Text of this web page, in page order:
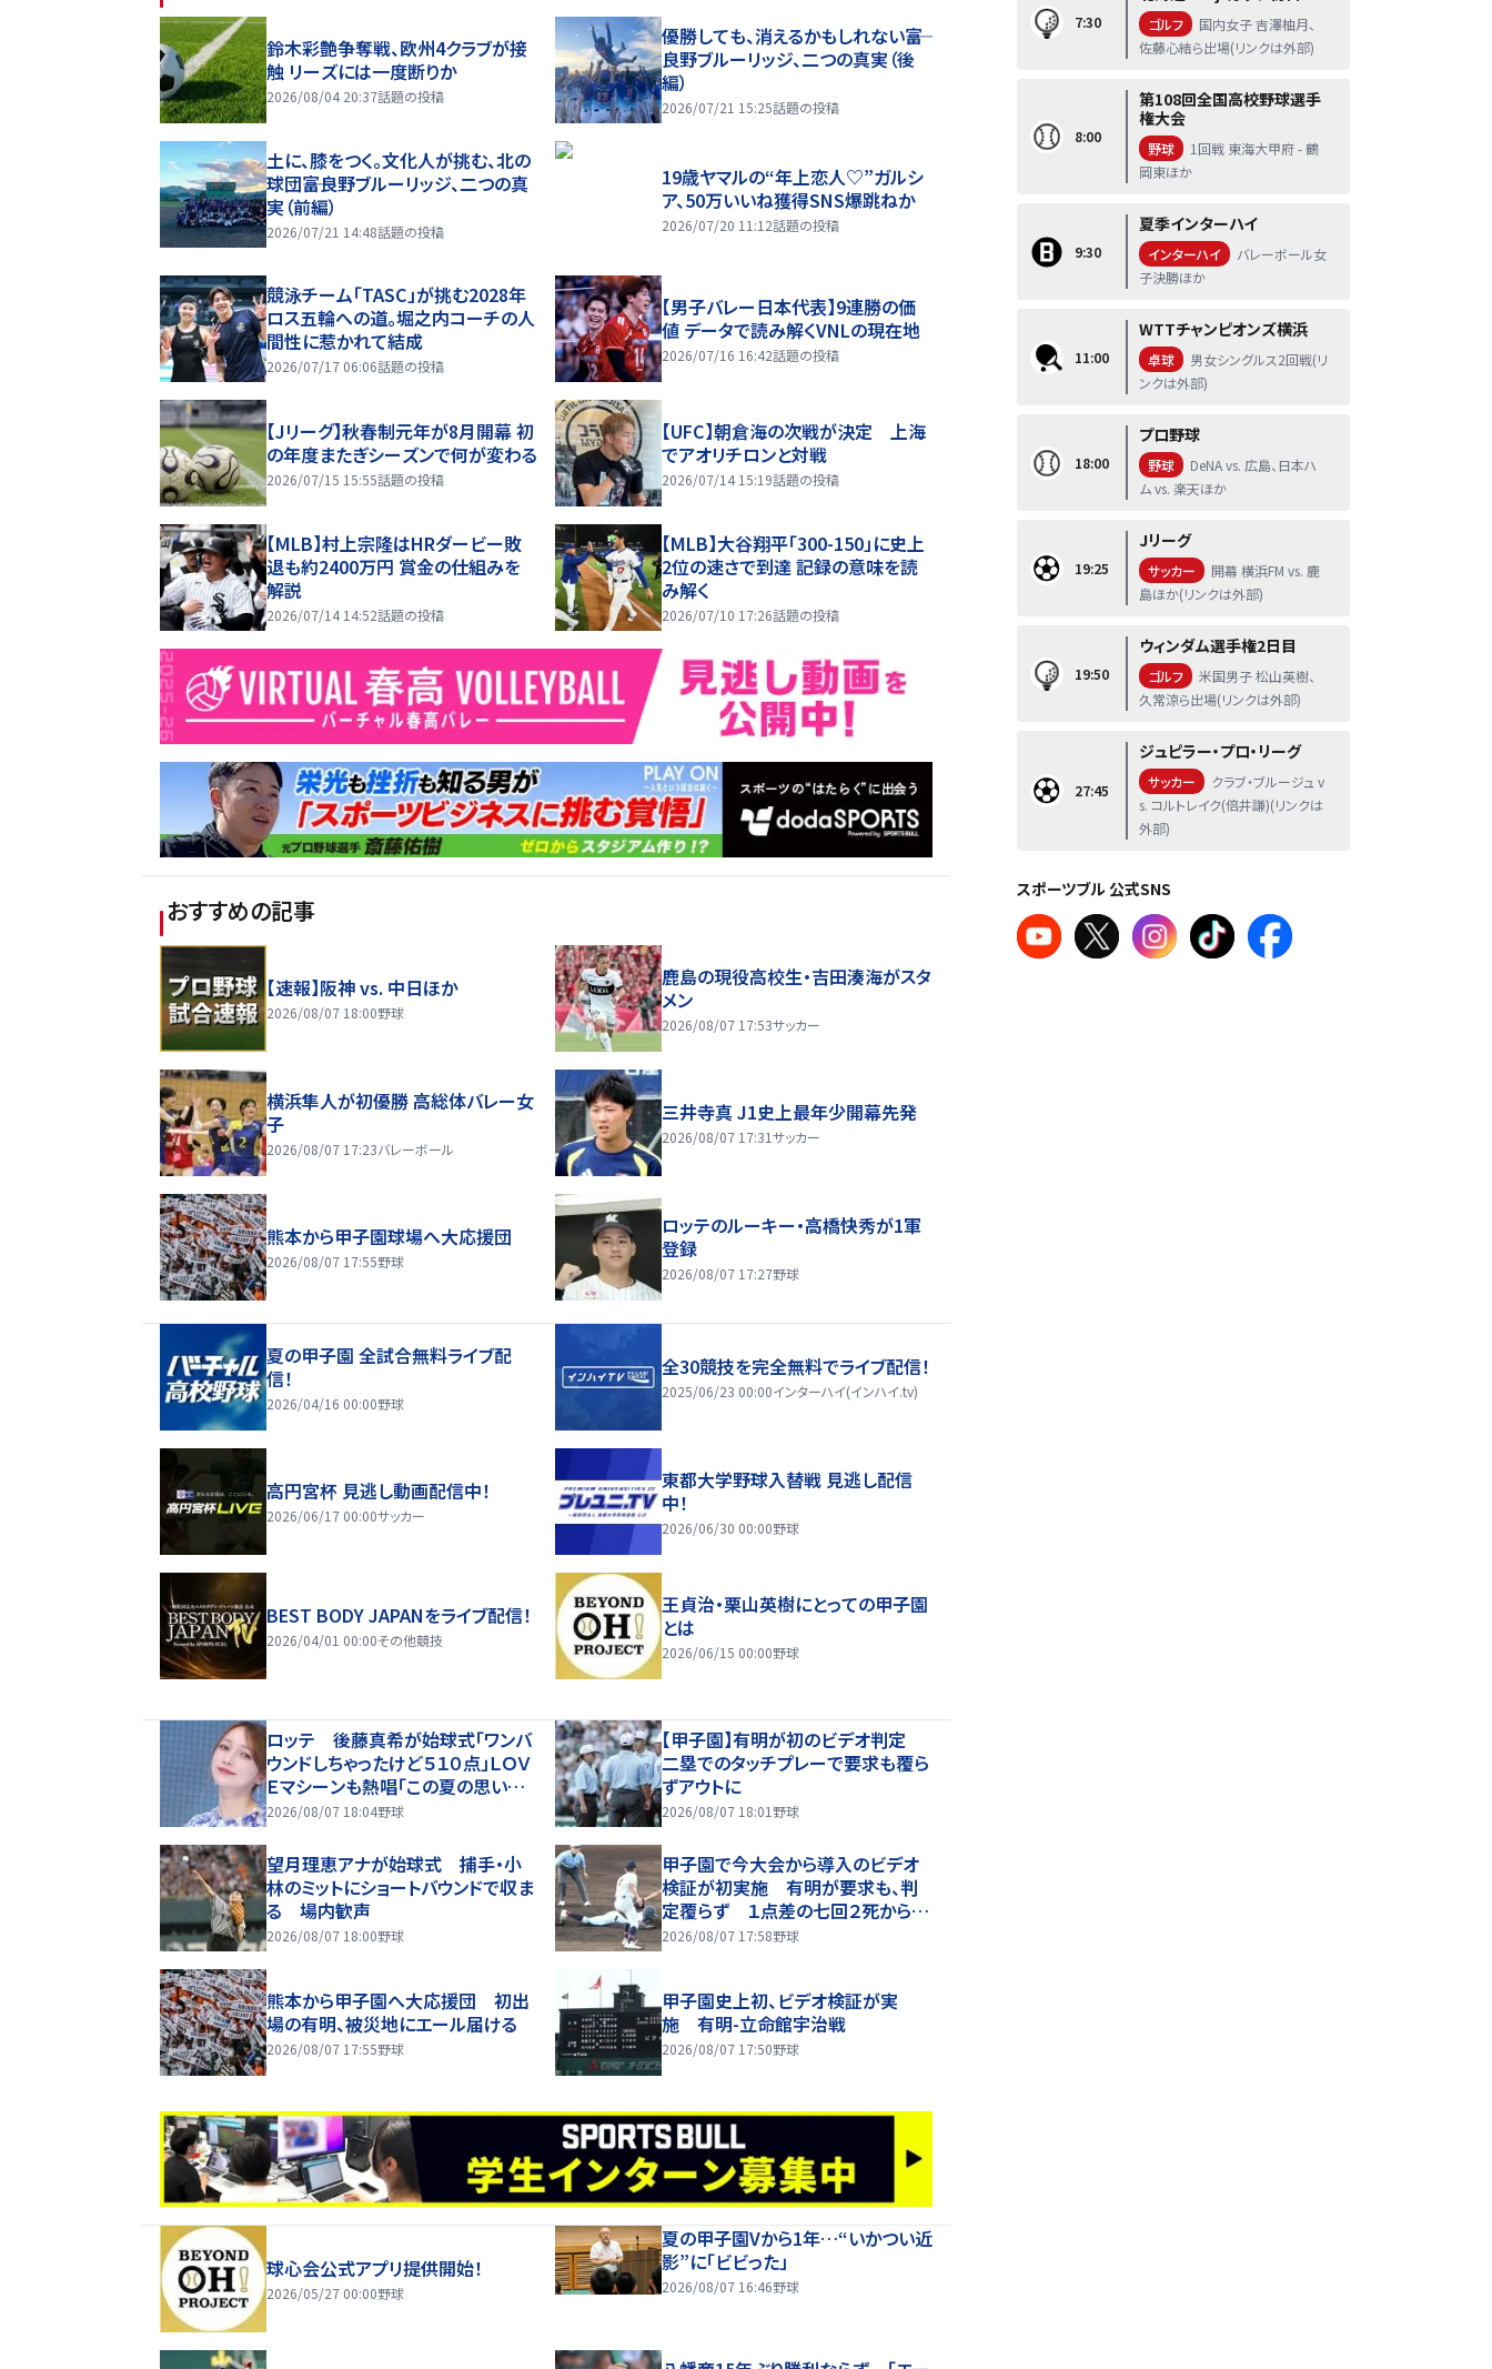
鈴木彩艶争奪戦、欧州4クラブが接
触 リーズには一度断りか
2026/08/04 20:37話題の投稿
優勝しても、消えるかもしれない――富
良野ブルーリッジ、二つの真実（後
編）
2026/07/21 15:25話題の投稿
土に、膝をつく。文化人が挑む、北の
球団――富良野ブルーリッジ、二つの真
実（前編）
2026/07/21 14:48話題の投稿
19歳ヤマルの“年上恋人♡”ガルシ
ア、50万いいね獲得SNS爆跳ねか
2026/07/20 11:12話題の投稿
競泳チーム「TASC」が挑む2028年
ロス五輪への道。堀之内コーチの人
間性に惹かれて結成
2026/07/17 06:06話題の投稿
【男子バレー日本代表】9連勝の価
値 データで読み解くVNLの現在地
2026/07/16 16:42話題の投稿
【Jリーグ】秋春制元年が8月開幕 初
の年度またぎシーズンで何が変わる
2026/07/15 15:55話題の投稿
【UFC】朝倉海の次戦が決定 上海
でアオリチロンと対戦
2026/07/14 15:19話題の投稿
【MLB】村上宗隆はHRダービー敗
退も約2400万円 賞金の仕組みを
解説
2026/07/14 14:52話題の投稿
【MLB】大谷翔平「300-150」に史上
2位の速さで到達 記録の意味を読
み解く
2026/07/10 17:26話題の投稿
おすすめの記事
【速報】阪神 vs. 中日ほか
2026/08/07 18:00野球
鹿島の現役高校生・吉田湊海がスタ
メン
2026/08/07 17:53サッカー
横浜隼人が初優勝 高総体バレー女
子
2026/08/07 17:23バレーボール
三井寺真 J1史上最年少開幕先発
2026/08/07 17:31サッカー
熊本から甲子園球場へ大応援団
2026/08/07 17:55野球
ロッテのルーキー・高橋快秀が1軍
登録
2026/08/07 17:27野球
夏の甲子園 全試合無料ライブ配
信！
2026/04/16 00:00野球
全30競技を完全無料でライブ配信！
2025/06/23 00:00インターハイ(インハイ.tv)
高円宮杯 見逃し動画配信中！
2026/06/17 00:00サッカー
東都大学野球入替戦 見逃し配信
中！
2026/06/30 00:00野球
BEST BODY JAPANをライブ配信！
2026/04/01 00:00その他競技
王貞治・栗山英樹にとっての甲子園
とは
2026/06/15 00:00野球
ロッテ 後藤真希が始球式「ワンバ
ウンドしちゃったけど５１０点」ＬＯＶ
Ｅマシーンも熱唱「この夏の思い出
になった」
2026/08/07 18:04野球
【甲子園】有明が初のビデオ判定
二塁でのタッチプレーで要求も覆ら
ずアウトに
2026/08/07 18:01 野球
望月理恵アナが始球式 捕手・小
林のミットにショートバウンドで収ま
る 場内歓声
2026/08/07 18:00野球
甲子園で今大会から導入のビデオ
検証が初実施 有明が要求も、判
定覆らず １点差の七回２死から二
盗も判定アウト
2026/08/07 17:58野球
熊本から甲子園へ大応援団 初出
場の有明、被災地にエール届ける
2026/08/07 17:55野球
甲子園史上初、ビデオ検証が実
施 有明-立命館宇治戦
2026/08/07 17:50野球
球心会公式アプリ提供開始！
2026/05/27 00:00野球
夏の甲子園Vから1年…“いかつい近
影”に「ビビった」
2026/08/07 16:46野球
7:30 ゴルフ
国内女子 吉澤柚月、
佐藤心結ら出場(リンクは外部)
8:00
第108回全国高校野球選手
権大会
野球
1回戦 東海大甲府 - 鶴
岡東ほか
9:30
夏季インターハイ
インターハイ
バレーボール女
子決勝ほか
11:00
WTTチャンピオンズ横浜
卓球
男女シングルス2回戦(リ
ンクは外部)
18:00
プロ野球
野球
DeNA vs. 広島、日本ハ
ム vs. 楽天ほか
19:25
Jリーグ
サッカー
開幕 横浜FM vs. 鹿
島ほか(リンクは外部)
19:50
ウィンダム選手権2日目
ゴルフ
米国男子 松山英樹、
久常涼ら出場(リンクは外部)
27:45
ジュピラー・プロ・リーグ
サッカー
クラブ・ブルージュ v
s. コルトレイク(倍井謙)(リンクは
外部)
スポーツブル 公式SNS